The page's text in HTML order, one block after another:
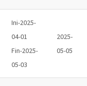
Ini-2025-
04-01
Fin-2025-
05-03
2025-
05-05